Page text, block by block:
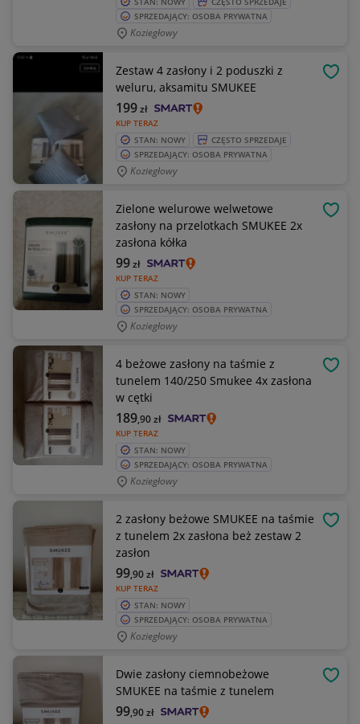
SPRZEDAJĄCY: OSOBA PRYWATNA
Koziegłowy
Zestaw 4 zasłony i 2 poduszki z
weluru, aksamitu SMUKEE
KUP TERAZ
199zł
STAN: NOWY
CZĘSTO SPRZEDAJE
SPRZEDAJĄCY: OSOBA PRYWATNA
Koziegłowy
Zielone welurowe welwetowe
zasłony na przelotkach SMUKEE 2x
zasłona kółka
KUP TERAZ
99zł
STAN: NOWY
SPRZEDAJĄCY: OSOBA PRYWATNA
Koziegłowy
4 beżowe zasłony na taśmie z
tunelem 140/250 Smukee 4x zasłona
w cętki
KUP TERAZ
189,90zł
STAN: NOWY
SPRZEDAJĄCY: OSOBA PRYWATNA
Koziegłowy
2 zasłony beżowe SMUKEE na taśmie
z tunelem 2x zasłona beż zestaw 2
zasłon
KUP TERAZ
99,90zł
STAN: NOWY
SPRZEDAJĄCY: OSOBA PRYWATNA
Koziegłowy
Dwie zasłony ciemnobeżowe
SMUKEE na taśmie z tunelem
99,90zł